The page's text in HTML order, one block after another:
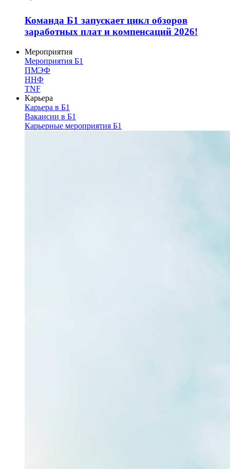
Команда Б1 запускает цикл обзоров
заработных плат и компенсаций 2026!
Мероприятия
Мероприятия Б1
ПМЭФ
ННФ
TNF
Карьера
Карьера в Б1
Вакансии в Б1
Карьерные мероприятия Б1